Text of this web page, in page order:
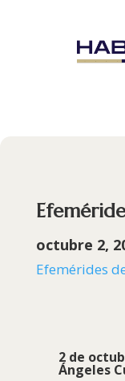
octubre 2,
Efemérides
2 de
Ángeles